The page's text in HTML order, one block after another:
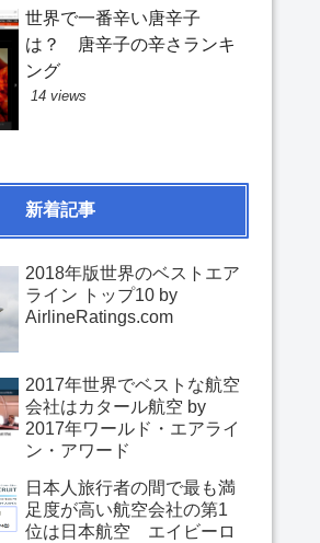
世界で一番辛い唐辛子
は？ 唐辛子の辛さランキ
ング
14 views
新着記事
2018年版世界のベストエア
ライン トップ10 by
AirlineRatings.com
2017年世界でベストな航空
会社はカタール航空 by
2017年ワールド・エアライ
ン・アワード
日本人旅行者の間で最も満
足度が高い航空会社の第1
位は日本航空 エイビーロ